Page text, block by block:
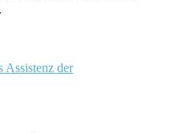
Assistenz der